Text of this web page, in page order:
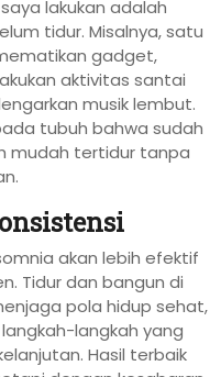
lakukan adalah
tidur. Misalnya, satu
gadget,
aktivitas santai
musik lembut.
tubuh bahwa sudah
mudah tertidur tanpa
akan lebih efektif
Tidur dan bangun di
pola hidup sehat,
langkah yang
Hasil terbaik